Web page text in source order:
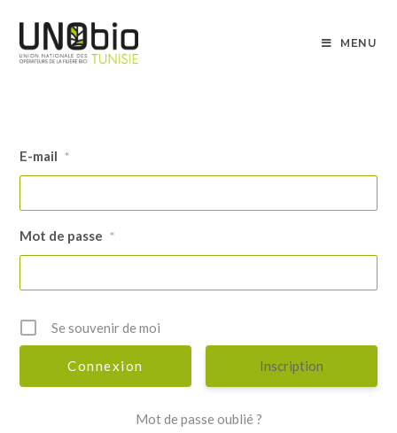
MENU
E-mail *
Mot de passe *
Se souvenir de moi
Inscription
Mot de passe oublié ?